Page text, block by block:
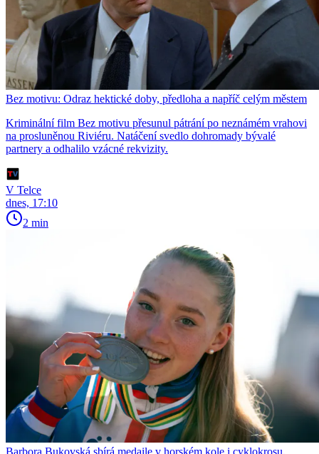
Bez motivu: Odraz hektické doby, předloha a napříč celým městem
Kriminální film Bez motivu přesunul pátrání po neznámém vrahovi
na prosluněnou Riviéru. Natáčení svedlo dohromady bývalé
partnery a odhalilo vzácné rekvizity.
V Telce
dnes, 17:10
2 min